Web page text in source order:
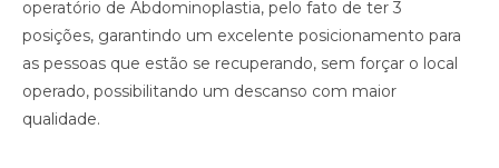
operatório de Abdominoplastia, pelo fato de ter 3
posições, garantindo um excelente posicionamento para
as pessoas que estão se recuperando, sem forçar o local
operado, possibilitando um descanso com maior
qualidade.⠀